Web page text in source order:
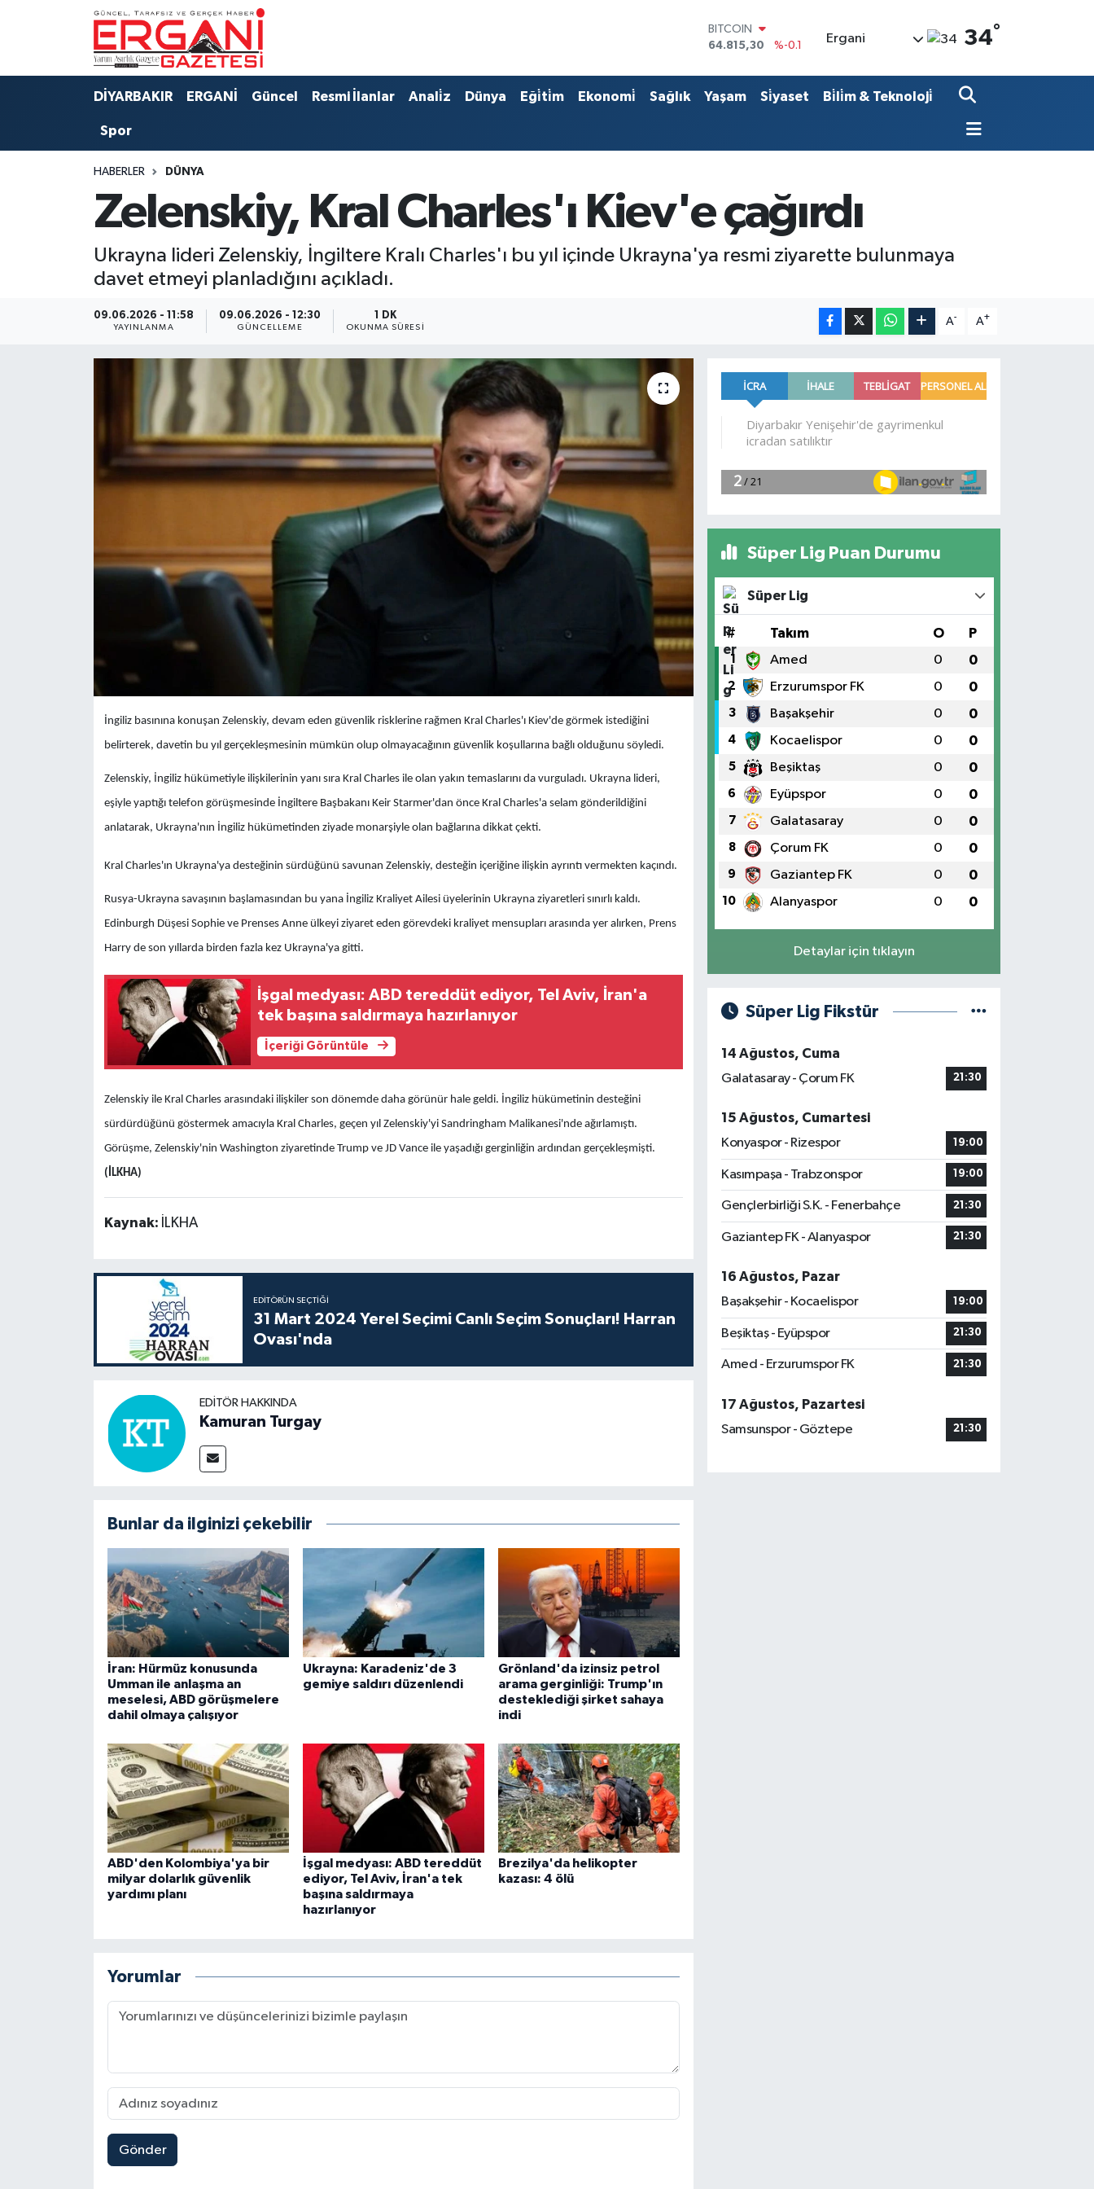
DOLAR
55,2510
%0.32
GRAM ALTIN
%-14
Ergani 34°
DİYARBAKIR ERGANİ Güncel Resmi İlanlar Anali̇z Dünya Eği̇ti̇m Ekonomi̇ Sağlık Yaşam Si̇yaset Bi̇li̇m & Teknoloji̇
Spor
HABERLER DÜNYA
Zelenskiy, Kral Charles'ı Kiev'e çağırdı
Ukrayna lideri Zelenskiy, İngiltere Kralı Charles'ı bu yıl içinde Ukrayna'ya resmi ziyarette bulunmaya
davet etmeyi planladığını açıkladı.
09.06.2026 - 11:58
YAYINLANMA
09.06.2026 - 12:30
GÜNCELLEME
1 DK
OKUNMA SÜRESI
A- A+
İngiliz basınına konuşan Zelenskiy, devam eden güvenlik risklerine rağmen Kral Charles'ı Kiev'de görmek istediğini
belirterek, davetin bu yıl gerçekleşmesinin mümkün olup olmayacağının güvenlik koşullarına bağlı olduğunu söyledi.
Zelenskiy, İngiliz hükümetiyle ilişkilerinin yanı sıra Kral Charles ile olan yakın temaslarını da vurguladı. Ukrayna lideri,
eşiyle yaptığı telefon görüşmesinde İngiltere Başbakanı Keir Starmer'dan önce Kral Charles'a selam gönderildiğini
anlatarak, Ukrayna'nın İngiliz hükümetinden ziyade monarşiyle olan bağlarına dikkat çekti.
Kral Charles'ın Ukrayna'ya desteğinin sürdüğünü savunan Zelenskiy, desteğin içeriğine ilişkin ayrıntı vermekten kaçındı.
Rusya-Ukrayna savaşının başlamasından bu yana İngiliz Kraliyet Ailesi üyelerinin Ukrayna ziyaretleri sınırlı kaldı.
Edinburgh Düşesi Sophie ve Prenses Anne ülkeyi ziyaret eden görevdeki kraliyet mensupları arasında yer alırken, Prens
Harry de son yıllarda birden fazla kez Ukrayna'ya gitti.
İşgal medyası: ABD tereddüt ediyor, Tel Aviv, İran'a
tek başına saldırmaya hazırlanıyor
İçeriği Görüntüle
Zelenskiy ile Kral Charles arasındaki ilişkiler son dönemde daha görünür hale geldi. İngiliz hükümetinin desteğini
sürdürdüğünü göstermek amacıyla Kral Charles, geçen yıl Zelenskiy'yi Sandringham Malikanesi'nde ağırlamıştı.
Görüşme, Zelenskiy'nin Washington ziyaretinde Trump ve JD Vance ile yaşadığı gerginliğin ardından gerçekleşmişti.
(İLKHA)
Kaynak: İLKHA
EDITÖRÜN SEÇTIĞI
31 Mart 2024 Yerel Seçimi Canlı Seçim Sonuçları! Harran
Ovası'nda
EDITÖR HAKKINDA
Kamuran Turgay
Bunlar da ilginizi çekebilir
İran: Hürmüz konusunda
Umman ile anlaşma an
meselesi, ABD görüşmelere
dahil olmaya çalışıyor
Ukrayna: Karadeniz'de 3
gemiye saldırı düzenlendi
Grönland'da izinsiz petrol
arama gerginliği: Trump'ın
desteklediği şirket sahaya
indi
ABD'den Kolombiya'ya bir
milyar dolarlık güvenlik
yardımı planı
İşgal medyası: ABD tereddüt
ediyor, Tel Aviv, İran'a tek
başına saldırmaya
hazırlanıyor
Brezilya'da helikopter
kazası: 4 ölü
Yorumlar
Gönder
Süper Lig Puan Durumu
Süper Lig
# Takım O P
1 Amed 0 0
2 Erzurumspor FK 0 0
3 Başakşehir 0 0
4 Kocaelispor 0 0
5 Beşiktaş 0 0
6 Eyüpspor 0 0
7 Galatasaray 0 0
8 Çorum FK 0 0
9 Gaziantep FK 0 0
10 Alanyaspor 0 0
Detaylar için tıklayın
Süper Lig Fikstür
14 Ağustos, Cuma
Galatasaray - Çorum FK
21:30
15 Ağustos, Cumartesi
Konyaspor - Rizespor
19:00
Kasımpaşa - Trabzonspor 19:00
Gençlerbirliği S.K. - Fenerbahçe 21:30
Gaziantep FK - Alanyaspor 21:30
16 Ağustos, Pazar
Başakşehir - Kocaelispor
19:00
Beşiktaş - Eyüpspor 21:30
Amed - Erzurumspor FK 21:30
17 Ağustos, Pazartesi
Samsunspor - Göztepe
21:30
DİYARBAKIR
BAĞLAR
ERGANİ
Resmi İlanlar
Si̇yaset
Bi̇li̇m & Teknoloji̇
Ergani Nöbetçi Eczaneler
Ergani Hava Durumu
Tüm Manşetler
Son Dakika Haberleri
Haber Arşivi